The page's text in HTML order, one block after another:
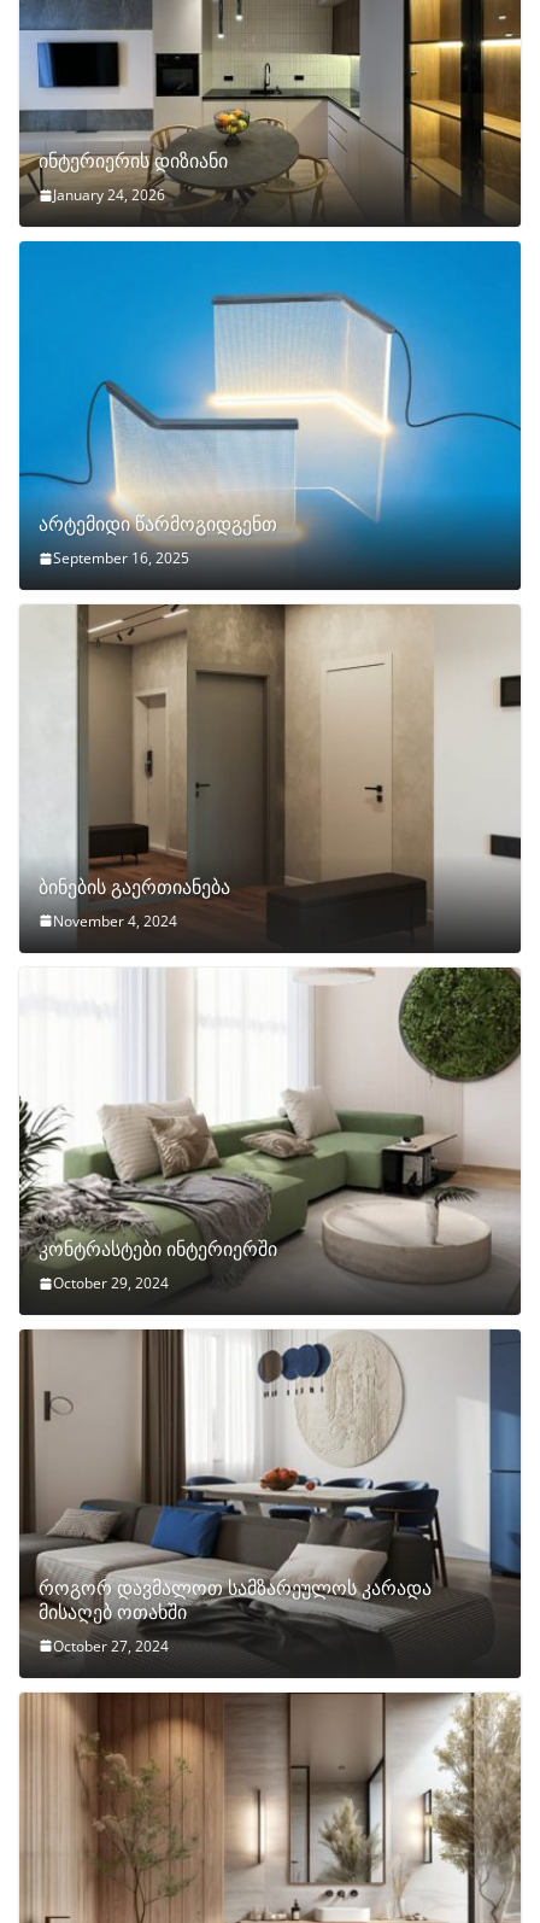
ინტერიერის დიზიანი
January 24, 2026
არტემიდი წარმოგიდგენთ
September 16, 2025
ბინების გაერთიანება
November 4, 2024
კონტრასტები ინტერიერში
October 29, 2024
როგორ დავმალოთ სამზარეულოს კარადა
მისაღებ ოთახში
October 27, 2024